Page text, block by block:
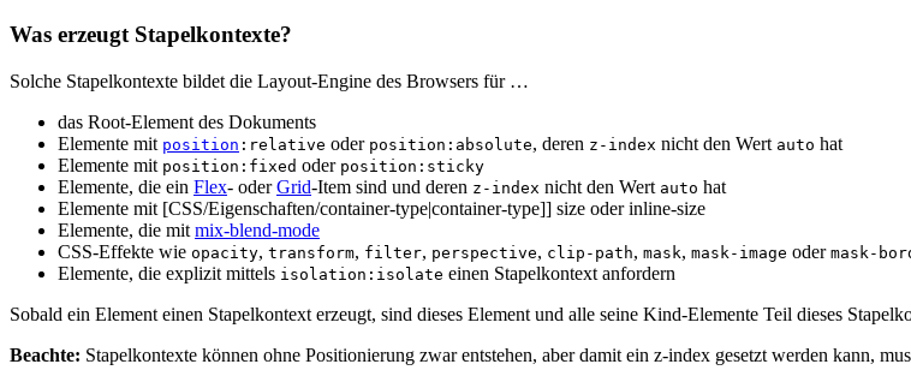
Was erzeugt Stapelkontexte?
Solche Stapelkontexte bildet die Layout-Engine des Browsers für …
das Root-Element des Dokuments
Elemente mit position :relative oder position:absolute, deren z-index nicht den Wert auto hat
Elemente mit position:fixed oder position:sticky
Elemente, die ein Flex- oderGrid-Item sind und deren z-index nicht den Wert auto hat
Elemente mit [CSS/Eigenschaften/container-type|container-type]] size oder inline-size
Elemente, die mit mix-blend-mode
CSS-Effekte wie opacity, transform, filter, perspective, clip-path, mask, mask-image oder mask-
Elemente, die explizit mittels isolation:isolate einen Stapelkontext anfordern
Sobald ein Element einen Stapelkontext erzeugt, sind dieses Element und alle seine Kind-Elemente Teil dieses
Beachte: Stapelkontexte können ohne Positionierung zwar entstehen, aber damit ein z-index gesetzt werden kann,